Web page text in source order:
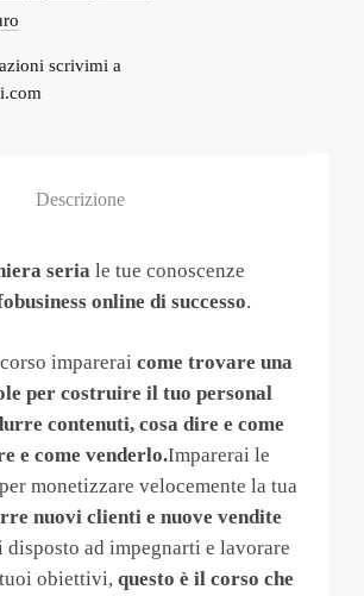
scrivimi a
Descrizione
seria le tue conoscenze
online di successo.
imparerai come trovare una
per costruire il tuo personal
contenuti, cosa dire e come
e come venderlo.Imparerai le
monetizzare velocemente la tua
nuovi clienti e nuove vendite
disposto ad impegnarti e lavorare
obiettivi, questo è il corso che